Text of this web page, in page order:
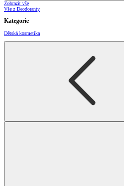
Zobrazit vše
Vše z Deodoranty
Kategorie
Dětská kosmetika